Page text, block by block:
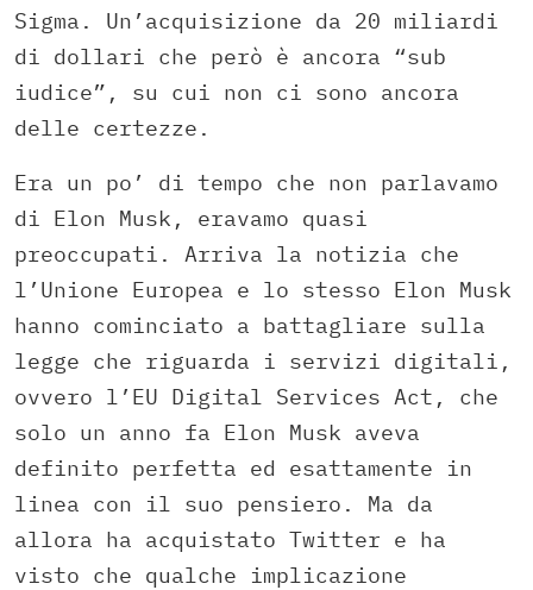
Sigma. Un’acquisizione da 20 miliardi
di dollari che però è ancora “sub
iudice”, su cui non ci sono ancora
delle certezze.
Era un po’ di tempo che non parlavamo
di Elon Musk, eravamo quasi
preoccupati. Arriva la notizia che
l’Unione Europea e lo stesso Elon Musk
hanno cominciato a battagliare sulla
legge che riguarda i servizi digitali,
ovvero l’EU Digital Services Act, che
solo un anno fa Elon Musk aveva
definito perfetta ed esattamente in
linea con il suo pensiero. Ma da
allora ha acquistato Twitter e ha
visto che qualche implicazione